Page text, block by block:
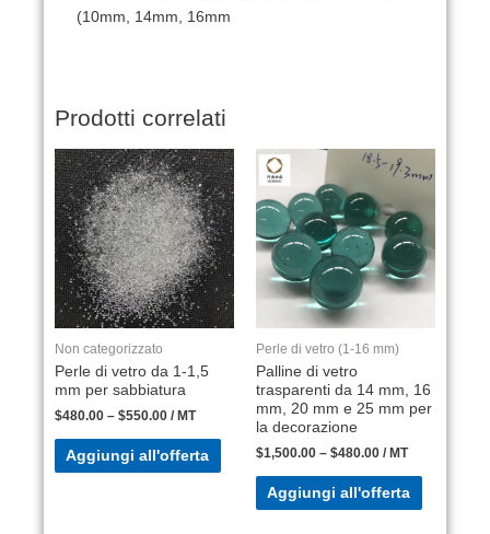
(10mm, 14mm, 16mm
Prodotti correlati
Non categorizzato
Perle di vetro da 1-1,5
mm per sabbiatura
$480.00 – $550.00 / MT
Aggiungi all'offerta
Perle di vetro (1-16 mm)
Palline di vetro
trasparenti da 14 mm, 16
mm, 20 mm e 25 mm per
la decorazione
$1,500.00 – $480.00 / MT
Aggiungi all'offerta